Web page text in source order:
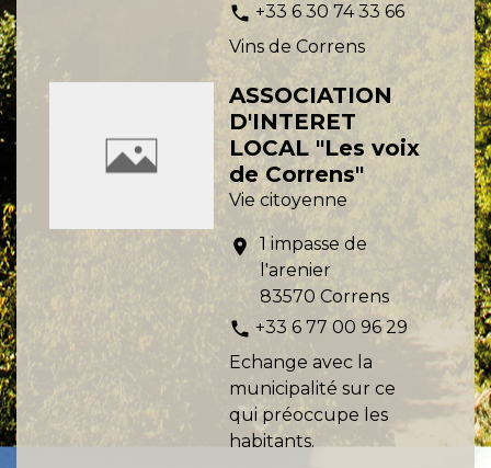
phone +33 6 30 74 33 66
Vins de Correns
ASSOCIATION
D'INTERET
LOCAL "Les voix
de Correns"
Vie citoyenne
location_on
1 impasse de
l'arenier
83570 Correns
phone +33 6 77 00 96 29
Echange avec la
municipalité sur ce
qui préoccupe les
habitants.